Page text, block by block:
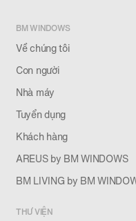
BM WINDOWS
Về chúng tôi
Con người
Nhà máy
Tuyển dụng
Khách hàng
AREUS by BM WINDOWS
BM LIVING by BM
THƯ VIỆN